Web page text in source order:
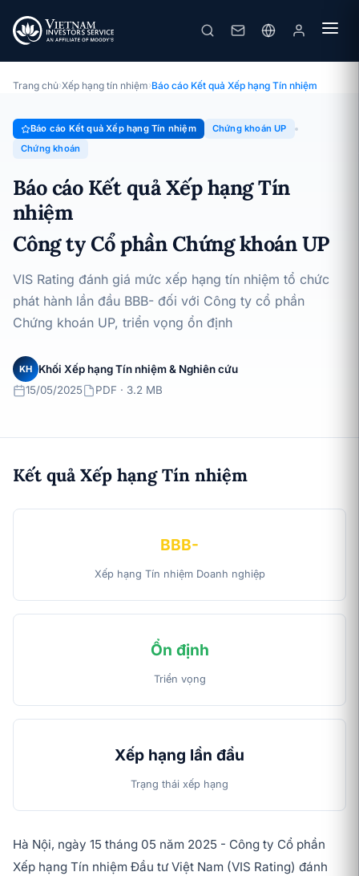
Báo cáo Kết quả Xếp hạng Tín nhiệm · Công ty Cổ phần Chứng
khoán UP · 15/05/2025
Trang chủ›Xếp hạng tín nhiệm›Báo cáo Kết quả Xếp hạng Tín nhiệm
Báo cáo Kết quả Xếp hạng Tín nhiệm
Chứng khoán UP
Chứng khoán
Báo cáo Kết quả Xếp hạng Tín
nhiệm
Công ty Cổ phần Chứng khoán UP
VIS Rating đánh giá mức xếp hạng tín nhiệm tổ chức
phát hành lần đầu BBB- đối với Công ty cổ phần
Chứng khoán UP, triển vọng ổn định
KH
Khối Xếp hạng Tín nhiệm & Nghiên cứu
15/05/2025
PDF · 3.2 MB
Kết quả Xếp hạng Tín nhiệm
BBB-
Xếp hạng Tín nhiệm Doanh nghiệp
Ổn định
Triển vọng
Xếp hạng lần đầu
Trạng thái xếp hạng
Hà Nội, ngày 15 tháng 05 năm 2025 - Công ty Cổ phần
Xếp hạng Tín nhiệm Đầu tư Việt Nam (VIS Rating) đánh